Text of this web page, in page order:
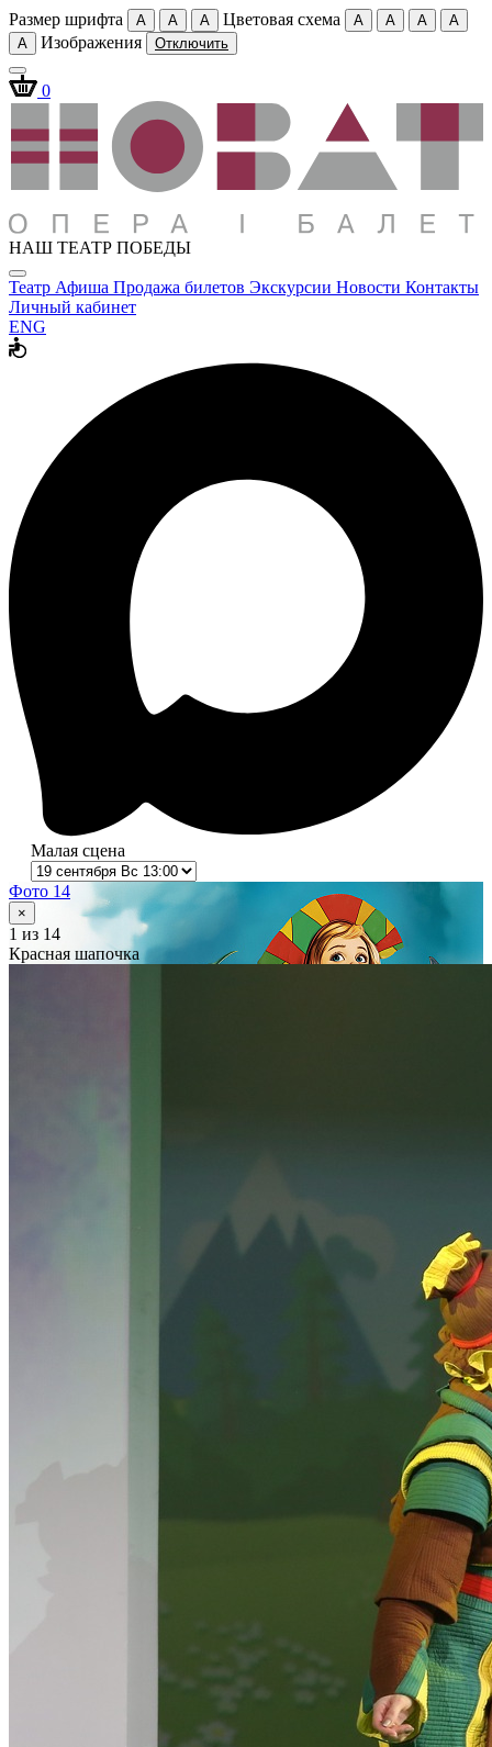
Размер шрифта A A A Цветовая схема A A A
A
A
Изображения Отключить
0
НАШ ТЕАТР ПОБЕДЫ
Театр Афиша Продажа билетов Экскурсии Новости Контакты
Личный кабинет
ENG
Малая сцена
Фото 14
×
1 из 14
Красная шапочка